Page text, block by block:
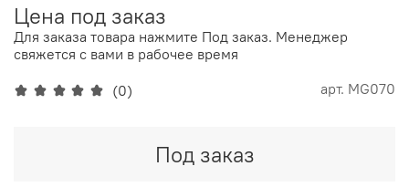
(0) арт. MG070
Цена под заказ
Для заказа товара нажмите Под заказ. Менеджер
свяжется с вами в рабочее время
Под заказ